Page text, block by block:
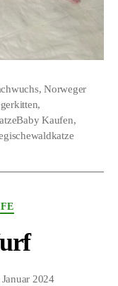
,Norweger
,
Kaufen,
Januar 2024